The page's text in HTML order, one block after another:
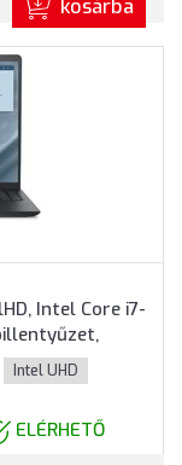
kosárba
Intel Core i7-
Fekete
Intel UHD
ELÉRHETŐ